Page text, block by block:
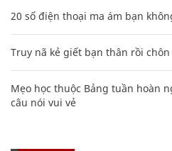
20 số điện thoại ma ám bạn
Truy nã kẻ giết bạn thân rồi
Mẹo học thuộc Bảng tuần hoàn
câu nói vui vẻ